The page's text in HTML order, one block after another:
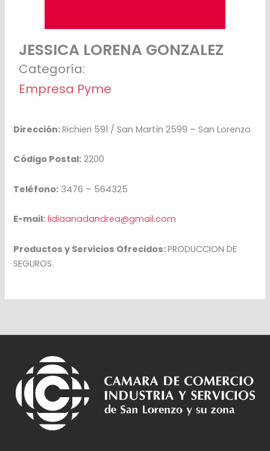
JESSICA LORENA GONZALEZ
Categoría:
Empresa Pyme
Dirección:Richieri 591 / San Martín 2599 – San Lorenzo
Código Postal: 2200
Teléfono: 3476 – 564325
E-mail: lidiaanadandrea@gmail.com
Productos y Servicios Ofrecidos:PRODUCCION DE
SEGUROS.